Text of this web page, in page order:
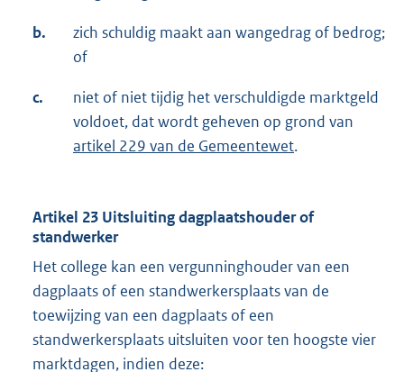
b.
zich schuldig maakt aan wangedrag of bedrog;
of
c.
niet of niet tijdig het verschuldigde marktgeld
voldoet, dat wordt geheven op grond van
artikel 229 van de Gemeentewet.
Artikel 23 Uitsluiting dagplaatshouder of
standwerker
Het college kan een vergunninghouder van een
dagplaats of een standwerkersplaats van de
toewijzing van een dagplaats of een
standwerkersplaats uitsluiten voor ten hoogste vier
marktdagen, indien deze: